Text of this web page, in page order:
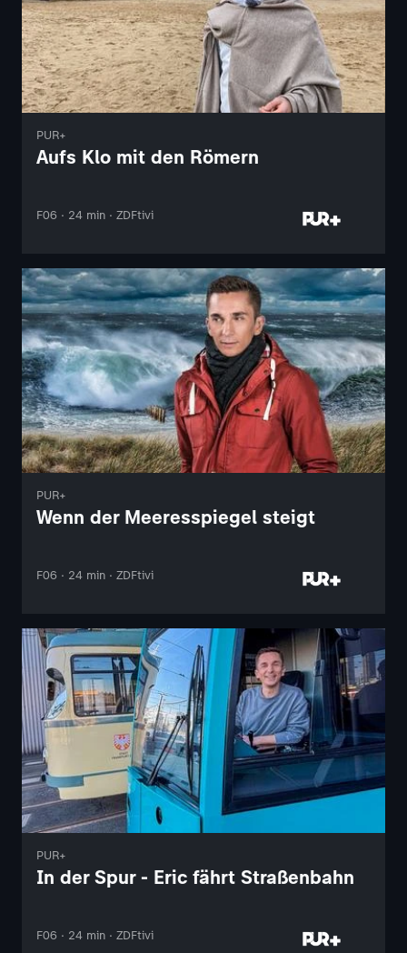
PUR+
Aufs Klo mit den Römern
F06 · 24 min · ZDFtivi
PUR+
Wenn der Meeresspiegel steigt
F06 · 24 min · ZDFtivi
PUR+
In der Spur - Eric fährt Straßenbahn
F06 · 24 min · ZDFtivi